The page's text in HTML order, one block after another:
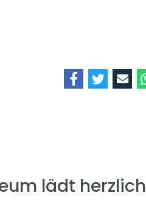
lädt herzlich